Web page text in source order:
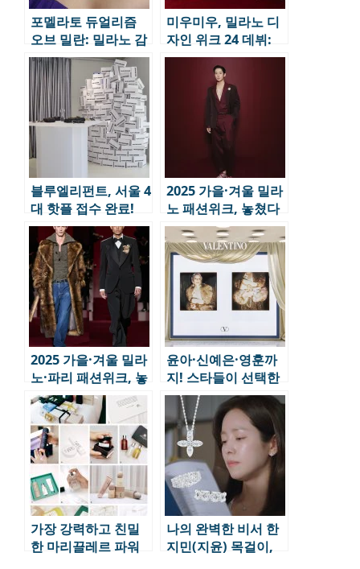
포멜라토 듀얼리즘
오브 밀란: 밀라노 감
성 하이주얼리
미우미우, 밀라노 디
자인 위크 24 데뷔:
문학과 예술의 융합
블루엘리펀트, 서울 4
대 핫플 접수 완료!
2025 가을·겨울 밀라
노 패션위크, 놓쳤다
면 아쉬울 8가지 핫이
슈
2025 가을·겨울 밀라
노·파리 패션위크, 놓
칠 수 없는 순간들
윤아·신예은·영훈까
지! 스타들이 선택한
발렌티노 팝업, 더 현
대 서울에서!
가장 강력하고 친밀
한 마리끌레르 파워
나의 완벽한 비서 한
지민(지윤) 목걸이,